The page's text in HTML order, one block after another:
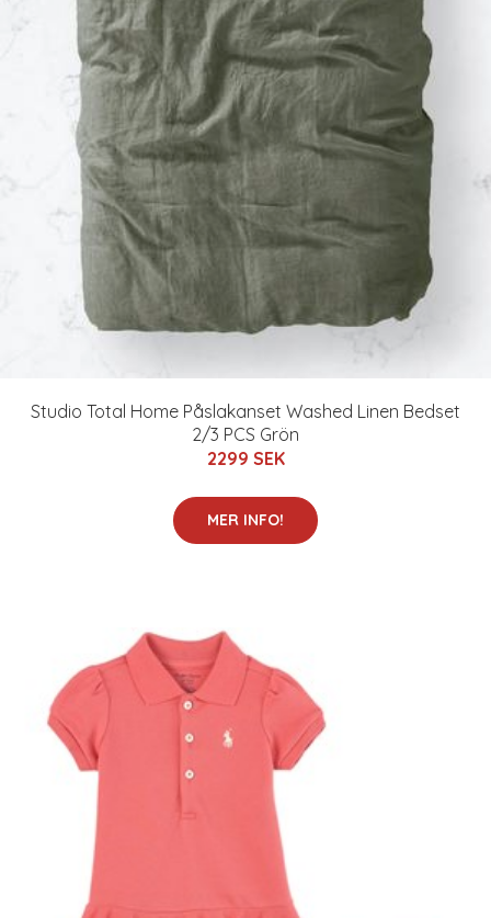
Studio Total Home Påslakanset Washed Linen Bedset
2/3 PCS Grön
2299 SEK
MER INFO!